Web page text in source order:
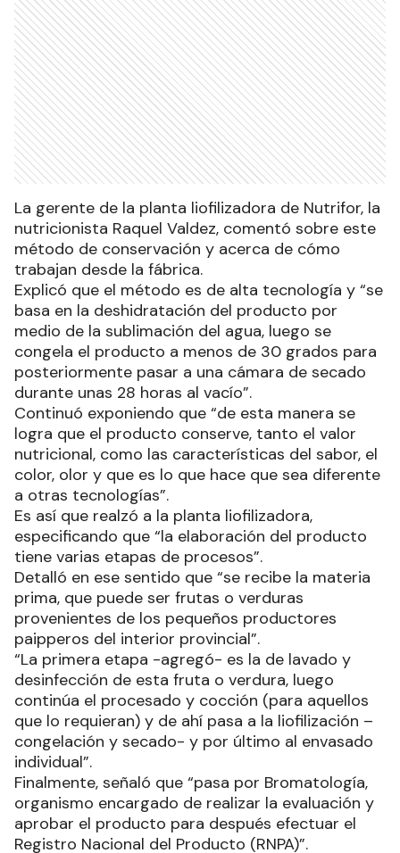
La gerente de la planta liofilizadora de Nutrifor, la
nutricionista Raquel Valdez, comentó sobre este
método de conservación y acerca de cómo
trabajan desde la fábrica.
Explicó que el método es de alta tecnología y “se
basa en la deshidratación del producto por
medio de la sublimación del agua, luego se
congela el producto a menos de 30 grados para
posteriormente pasar a una cámara de secado
durante unas 28 horas al vacío”.
Continuó exponiendo que “de esta manera se
logra que el producto conserve, tanto el valor
nutricional, como las características del sabor, el
color, olor y que es lo que hace que sea diferente
a otras tecnologías”.
Es así que realzó a la planta liofilizadora,
especificando que “la elaboración del producto
tiene varias etapas de procesos”.
Detalló en ese sentido que “se recibe la materia
prima, que puede ser frutas o verduras
provenientes de los pequeños productores
paipperos del interior provincial”.
“La primera etapa -agregó- es la de lavado y
desinfección de esta fruta o verdura, luego
continúa el procesado y cocción (para aquellos
que lo requieran) y de ahí pasa a la liofilización –
congelación y secado- y por último al envasado
individual”.
Finalmente, señaló que “pasa por Bromatología,
organismo encargado de realizar la evaluación y
aprobar el producto para después efectuar el
Registro Nacional del Producto (RNPA)”.